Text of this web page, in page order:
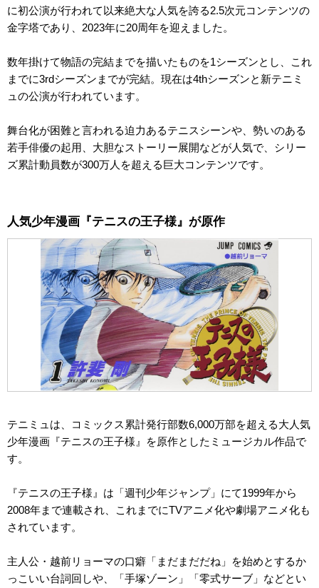
に初公演が行われて以来絶大な人気を誇る2.5次元コンテンツの
金字塔であり、2023年に20周年を迎えました。
数年掛けて物語の完結までを描いたものを1シーズンとし、これ
までに3rdシーズンまでが完結。現在は4thシーズンと新テニミ
ュの公演が行われています。
舞台化が困難と言われる迫力あるテニスシーンや、勢いのある
若手俳優の起用、大胆なストーリー展開などが人気で、シリー
ズ累計動員数が300万人を超える巨大コンテンツです。
人気少年漫画『テニスの王子様』が原作
テニミュは、コミックス累計発行部数6,000万部を超える大人気
少年漫画『テニスの王子様』を原作としたミュージカル作品で
す。
『テニスの王子様』は「週刊少年ジャンプ」にて1999年から
2008年まで連載され、これまでにTVアニメ化や劇場アニメ化も
されています。
主人公・越前リョーマの口癖「まだまだだね」を始めとするか
っこいい台詞回しや、「手塚ゾーン」「零式サーブ」などとい